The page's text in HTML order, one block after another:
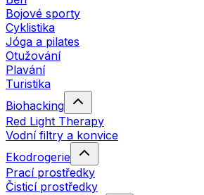
Bojové sporty
Cyklistika
Jóga a pilates
Otužování
Plavání
Turistika
Biohacking
Red Light Therapy
Vodní filtry a konvice
Ekodrogerie
Prací prostředky
Čisticí prostředky